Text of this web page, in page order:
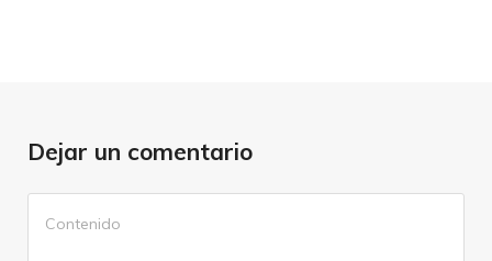
Dejar un comentario